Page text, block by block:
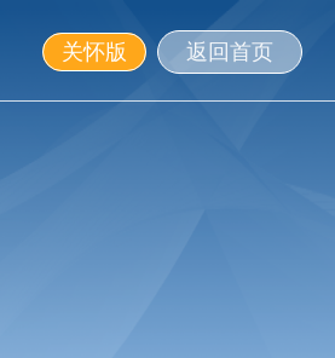
关怀版 返回首页